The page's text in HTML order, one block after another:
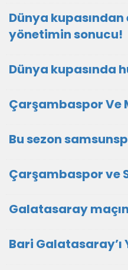
Dünya
yönetimin sonucu!
Dünya kupasında
Çarşambaspor Ve
Bu sezon
Çarşambaspor ve
Galatasaray
Bari Galatasaray’ı